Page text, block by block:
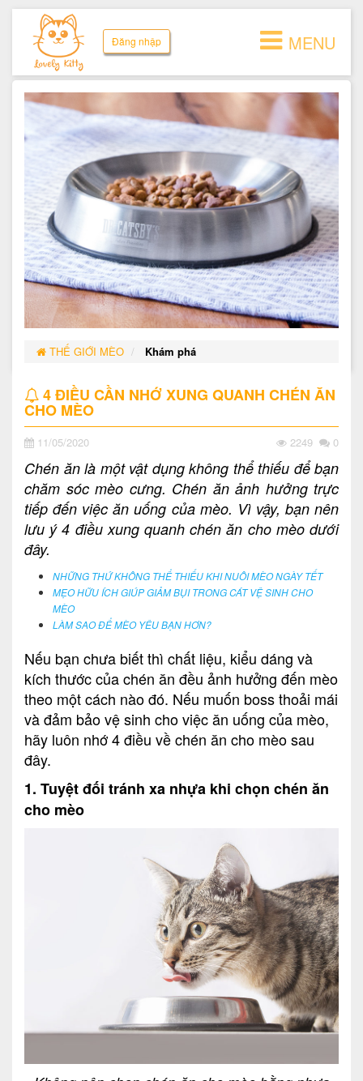
Đăng nhập
THẾ GIỚI MÈO Khám phá
4 ĐIỀU CẦN NHỚ XUNG QUANH CHÉN ĂN
CHO MÈO
11/05/2020 2249 0
Chén ăn là một vật dụng không thể thiếu để bạn
chăm sóc mèo cưng. Chén ăn ảnh hưởng trực
tiếp đến việc ăn uống của mèo. Vì vậy, bạn nên
lưu ý 4 điều xung quanh chén ăn cho mèo dưới
đây.
NHỮNG THỨ KHÔNG THỂ THIẾU KHI NUÔI MÈO NGÀY TẾT
MẸO HỮU ÍCH GIÚP GIẢM BỤI TRONG CÁT VỆ SINH CHO
MÈO
LÀM SAO ĐỂ MÈO YÊU BẠN HƠN?
Nếu bạn chưa biết thì chất liệu, kiểu dáng và
kích thước của chén ăn đều ảnh hưởng đến mèo
theo một cách nào đó. Nếu muốn boss thoải mái
và đảm bảo vệ sinh cho việc ăn uống của mèo,
hãy luôn nhớ 4 điều về chén ăn cho mèo sau
đây.
1. Tuyệt đối tránh xa nhựa khi chọn chén ăn
cho mèo
MENU